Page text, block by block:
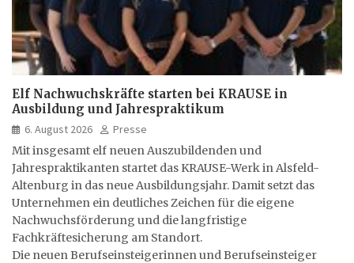
Elf Nachwuchskräfte starten bei KRAUSE in
Ausbildung und Jahrespraktikum
6. August 2026
Presse
Mit insgesamt elf neuen Auszubildenden und
Jahrespraktikanten startet das KRAUSE-Werk in Alsfeld-
Altenburg in das neue Ausbildungsjahr. Damit setzt das
Unternehmen ein deutliches Zeichen für die eigene
Nachwuchsförderung und die langfristige
Fachkräftesicherung am Standort.
Die neuen Berufseinsteigerinnen und Berufseinsteiger